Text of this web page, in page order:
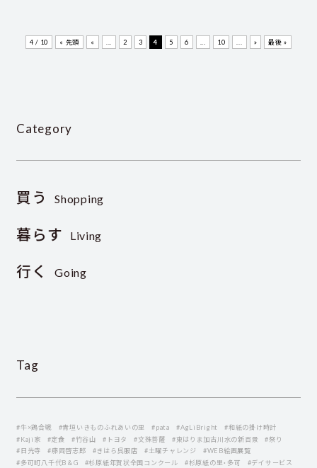
4 / 10 « 先頭 « 2 3 4 5 6 10 » 最後 »
Category
買う Shopping
暮らす Living
行く Going
Tag
#牛×鶏合戦 #青垣いきものふれあいの里 #pata #AgLiBright
#和紙の掛け時計
#Kaji家
#定食 #竹谷山 #トヨタ #文殊菩薩 #東はりま加古川水の新百景
#祭り
#日光寺
#藤岡啓志郎 #きはら呉服店 #土曜チャレンジ
#WEB絵画展覧
#多可町八千代B＆G
#杉原紙年賀状全国コンクール #杉原紙の里・多可
#デイサービス